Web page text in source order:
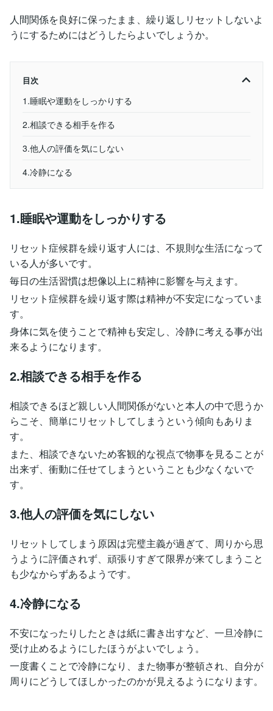
人間関係を良好に保ったまま、繰り返しリセットしないよ
うにするためにはどうしたらよいでしょうか。
目次
1.睡眠や運動をしっかりする
2.相談できる相手を作る
3.他人の評価を気にしない
4.冷静になる
1.睡眠や運動をしっかりする
リセット症候群を繰り返す人には、不規則な生活になって
いる人が多いです。
毎日の生活習慣は想像以上に精神に影響を与えます。
リセット症候群を繰り返す際は精神が不安定になっていま
す。
身体に気を使うことで精神も安定し、冷静に考える事が出
来るようになります。
2.相談できる相手を作る
相談できるほど親しい人間関係がないと本人の中で思うか
らこそ、簡単にリセットしてしまうという傾向もありま
す。
また、相談できないため客観的な視点で物事を見ることが
出来ず、衝動に任せてしまうということも少なくないで
す。
3.他人の評価を気にしない
リセットしてしまう原因は完璧主義が過ぎて、周りから思
うように評価されず、頑張りすぎて限界が来てしまうこと
も少なからずあるようです。
4.冷静になる
不安になったりしたときは紙に書き出すなど、一旦冷静に
受け止めるようにしたほうがよいでしょう。
一度書くことで冷静になり、また物事が整頓され、自分が
周りにどうしてほしかったのかが見えるようになります。